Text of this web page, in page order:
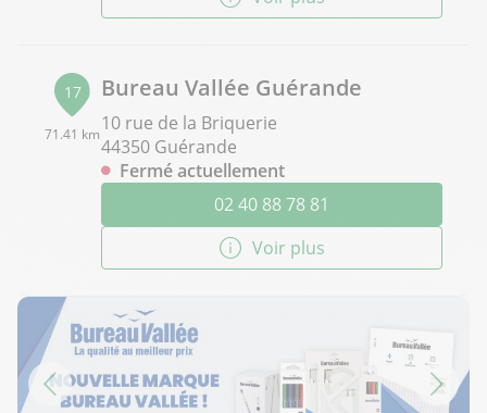
17
71.41 km
Bureau Vallée Guérande
10 rue de la Briquerie
44350 Guérande
Fermé actuellement
02 40 88 78 81
Voir plus